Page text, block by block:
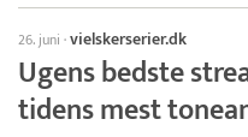
26. juni ·vielskerserier.dk
Ugens bedste
tidens mest